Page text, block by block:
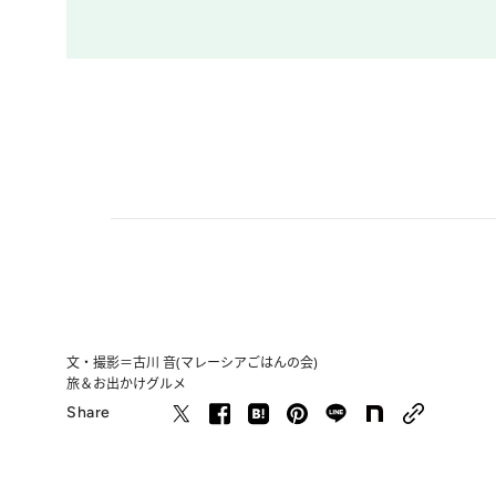
文・撮影＝古川 音(マレーシアごはんの会)
旅＆お出かけグルメ
Share